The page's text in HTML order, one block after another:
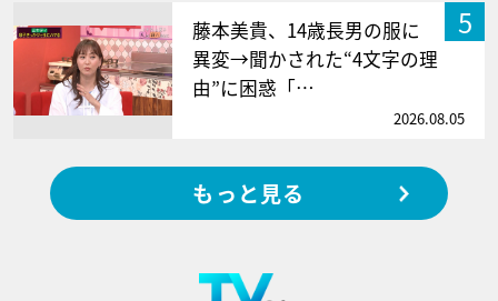
5
藤本美貴、14歳長男の服に
異変→聞かされた“4文字の理
由”に困惑「…
2026.08.05
もっと見る